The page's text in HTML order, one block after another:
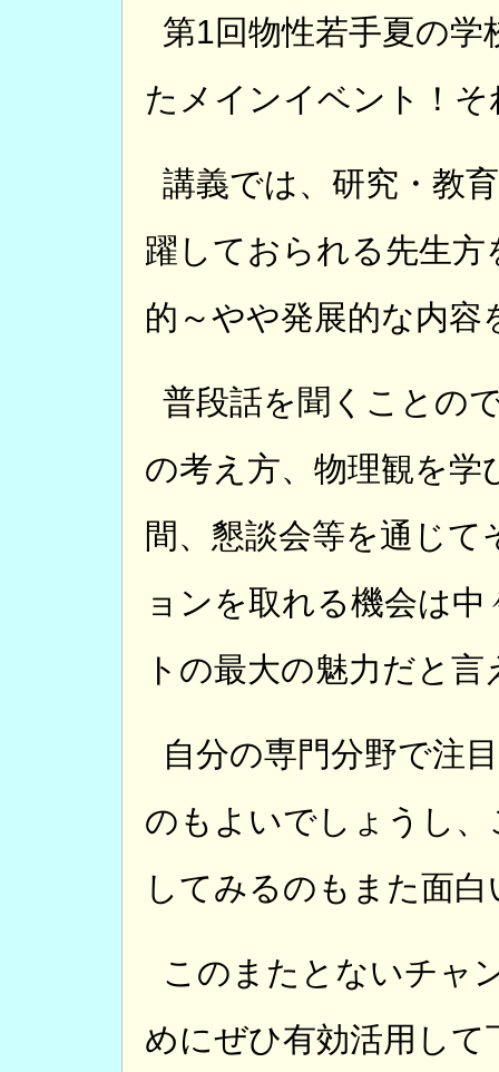
第1回物性若手夏の
たメインイベント！
講義では、研究・教
躍しておられる先生
的～やや発展的な内
普段話を聞くことの
の考え方、物理観を
間、懇談会等を通じ
ョンを取れる機会は
トの最大の魅力だと言
自分の専門分野で注
のもよいでしょうし
してみるのもまた面
このまたとないチャ
めにぜひ有効活用して